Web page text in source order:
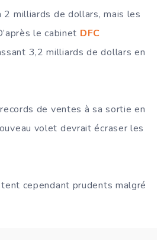
2 milliards de dollars, mais les
le cabinet DFC
3,2 milliards de dollars en
de ventes à sa sortie en
volet devrait écraser les
cependant prudents malgré